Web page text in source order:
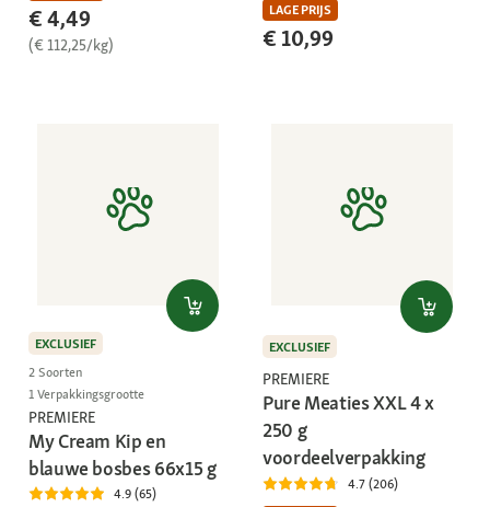
€ 4,49
(€ 112,25/kg)
LAGE PRIJS
€ 10,99
EXCLUSIEF
2 Soorten
1 Verpakkingsgrootte
PREMIERE
My Cream Kip en
blauwe bosbes 66x15 g
4.9 (65)
EXCLUSIEF
PREMIERE
Pure Meaties XXL 4 x
250 g
voordeelverpakking
4.7 (206)